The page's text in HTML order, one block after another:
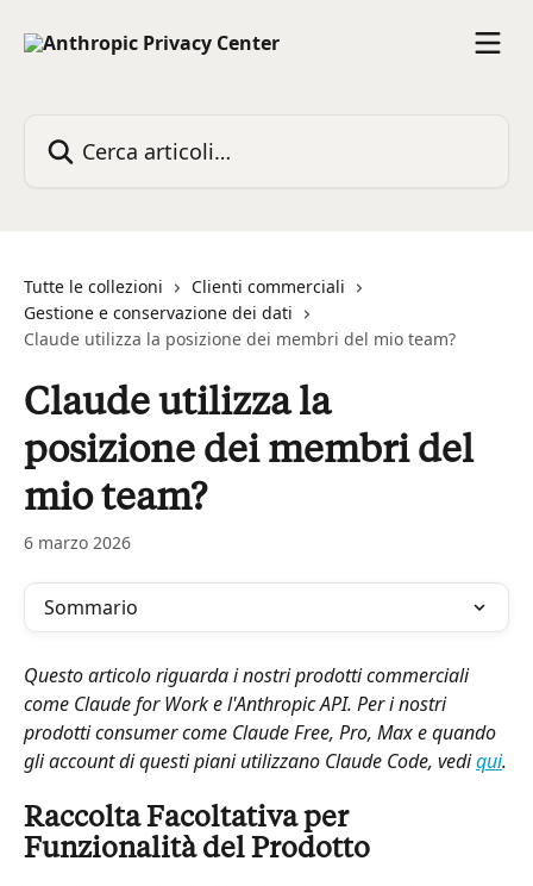
Tutte le collezioni
Clienti commerciali
Gestione e conservazione dei dati
Claude utilizza la posizione dei membri del mio team?
Claude utilizza la
posizione dei membri del
mio team?
6 marzo 2026
Sommario
Questo articolo riguarda i nostri prodotti commerciali
come Claude for Work e l'Anthropic API. Per i nostri
prodotti consumer come Claude Free, Pro, Max e quando
gli account di questi piani utilizzano Claude Code, vedi qui.
Raccolta Facoltativa per
Funzionalità del Prodotto